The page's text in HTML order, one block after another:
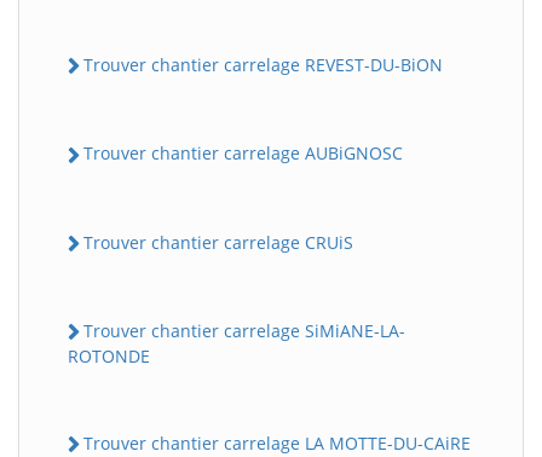
Trouver chantier carrelage REVEST-DU-BiON
Trouver chantier carrelage AUBiGNOSC
Trouver chantier carrelage CRUiS
Trouver chantier carrelage SiMiANE-LA-
ROTONDE
Trouver chantier carrelage LA MOTTE-DU-CAiRE